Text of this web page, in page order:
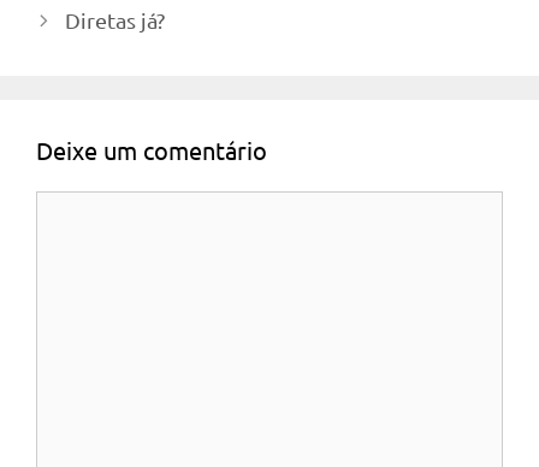
Diretas já?
Deixe um comentário